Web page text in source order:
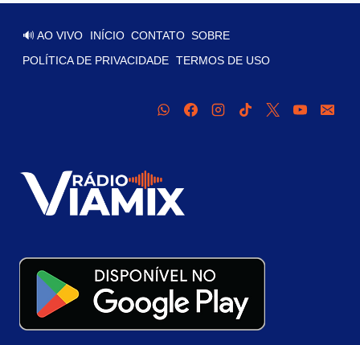
🔊 AO VIVO INÍCIO CONTATO SOBRE
POLÍTICA DE PRIVACIDADE TERMOS DE USO